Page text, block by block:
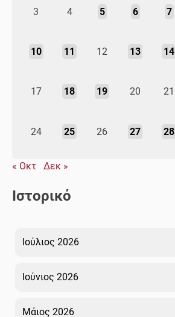
3 4 5 6 7
10 11 12 13 14
17 18 19 20 21
24 25 26 27 28
« Οκτ Δεκ »
Ιστορικό
Ιούλιος 2026
Ιούνιος 2026
Μάιος 2026